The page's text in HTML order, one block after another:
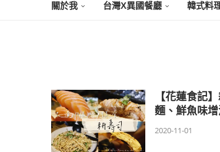
關於我 台灣X異國餐廳 韓式料
【花蓮食記
麵、鮮魚味
2020-11-01